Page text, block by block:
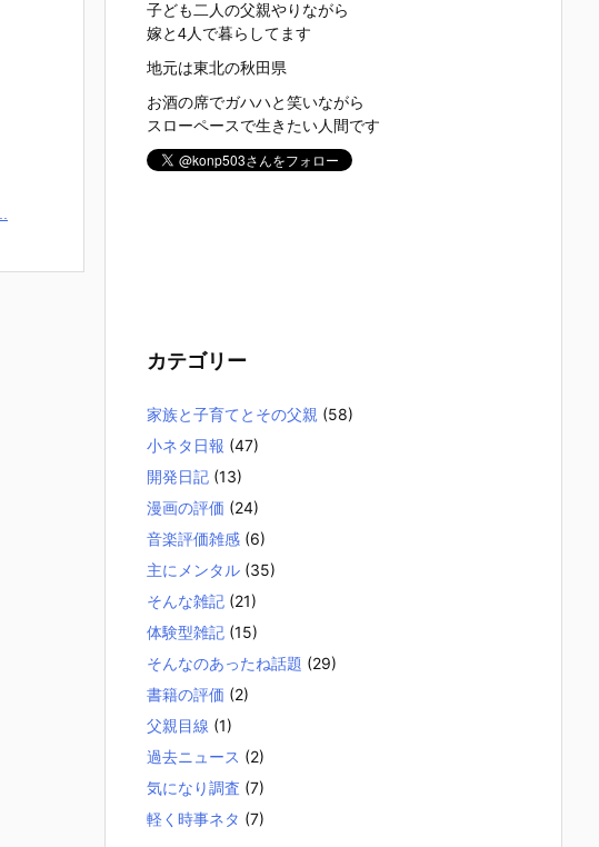
子ども二人の父親やりながら
嫁と4人で暮らしてます
地元は東北の秋田県
お酒の席でガハハと笑いながら
スローペースで生きたい人間です
カテゴリー
家族と子育てとその父親 (58)
小ネタ日報 (47)
開発日記 (13)
漫画の評価 (24)
音楽評価雑感 (6)
主にメンタル (35)
そんな雑記 (21)
体験型雑記 (15)
そんなのあったね話題 (29)
書籍の評価 (2)
父親目線 (1)
過去ニュース (2)
気になり調査 (7)
軽く時事ネタ (7)